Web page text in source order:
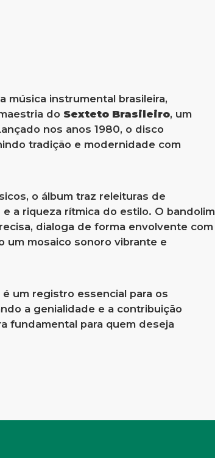
música instrumental brasileira,
do Sexteto Brasileiro, um
nos anos 1980, o disco
tradição e modernidade com
o álbum traz releituras de
a riqueza rítmica do estilo. O bandolim
dialoga de forma envolvente com
um mosaico sonoro vibrante e
é um registro essencial para os
a genialidade e a contribuição
fundamental para quem deseja